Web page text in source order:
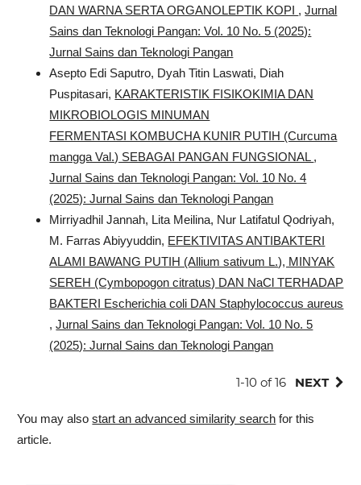
DAN WARNA SERTA ORGANOLEPTIK KOPI ,Jurnal
Sains dan Teknologi Pangan: Vol. 10 No. 5 (2025):
Jurnal Sains dan Teknologi Pangan
Asepto Edi Saputro, Dyah Titin Laswati, Diah
Puspitasari, KARAKTERISTIK FISIKOKIMIA DAN
MIKROBIOLOGIS MINUMAN
FERMENTASI KOMBUCHA KUNIR PUTIH (Curcuma
mangga Val.) SEBAGAI PANGAN FUNGSIONAL ,
Jurnal Sains dan Teknologi Pangan: Vol. 10 No. 4
(2025): Jurnal Sains dan Teknologi Pangan
Mirriyadhil Jannah, Lita Meilina, Nur Latifatul Qodriyah,
M. Farras Abiyyuddin, EFEKTIVITAS ANTIBAKTERI
ALAMI BAWANG PUTIH (Allium sativum L.), MINYAK
SEREH (Cymbopogon citratus) DAN NaCl TERHADAP
BAKTERI Escherichia coli DAN Staphylococcus aureus
,Jurnal Sains dan Teknologi Pangan: Vol. 10 No. 5
(2025): Jurnal Sains dan Teknologi Pangan
1-10 of 16 NEXT
You may alsostart an advanced similarity search for this
article.